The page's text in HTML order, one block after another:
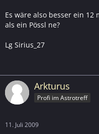
Es wäre also besser ein 12
als ein Pössl ne?
Lg Sirius_27
Arkturus
Profi im Astrotreff
11. Juli 2009